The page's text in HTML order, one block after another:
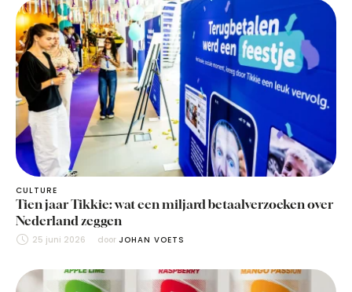
CULTURE
Tien jaar Tikkie: wat een miljard betaalverzoeken over
Nederland zeggen
25 juni 2026 door JOHAN VOETS